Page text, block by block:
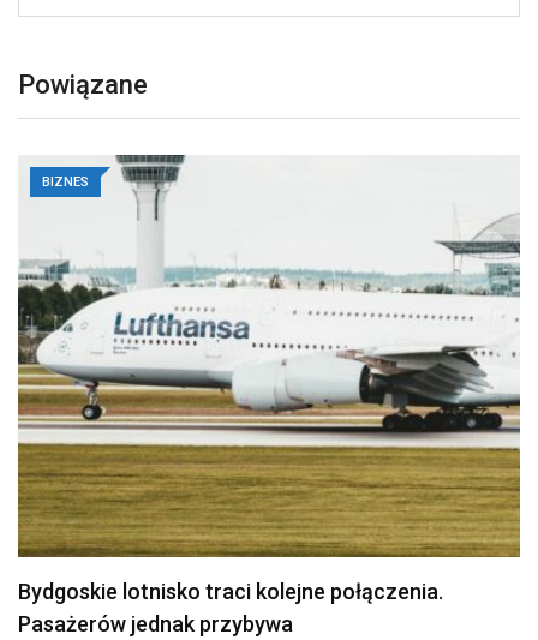
Powiązane
BIZNES
Politechnika Bydgoska przejęła stajnię w
Myślęcinku. Studenci weterynarii…